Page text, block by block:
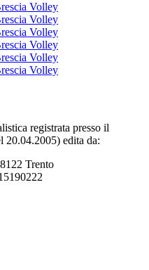
Volley
Volley
Volley
Volley
Volley
Volley
registrata presso il
20.04.2005) edita da:
Trento